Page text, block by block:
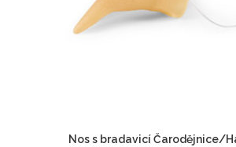
Nos s bradavicí Čarodějnice/